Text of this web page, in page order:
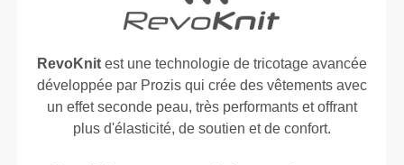
RevoKnitest une technologie de tricotage avancée
développée par Prozis qui crée des vêtements avec
un effet seconde peau, très performants et offrant
plus d'élasticité, de soutien et de confort.